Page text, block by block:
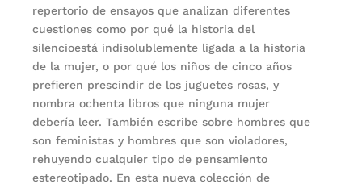
repertorio de ensayos que analizan diferentes
cuestiones como por qué la historia del
silencioestá indisolublemente ligada a la historia
de la mujer, o por qué los niños de cinco años
prefieren prescindir de los juguetes rosas, y
nombra ochenta libros que ninguna mujer
debería leer. También escribe sobre hombres que
son feministas y hombres que son violadores,
rehuyendo cualquier tipo de pensamiento
estereotipado. En esta nueva colección de